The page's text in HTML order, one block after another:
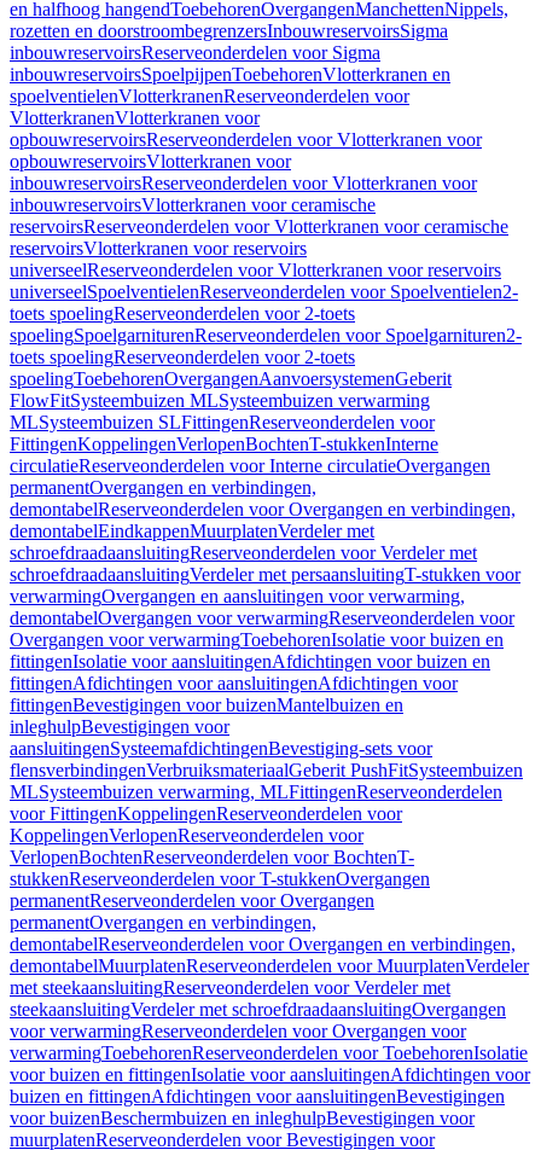
en halfhoog hangendToebehorenOvergangenManchettenNippels,
rozetten en doorstroombegrenzersInbouwreservoirsSigma
inbouwreservoirsReserveonderdelen voor Sigma
inbouwreservoirsSpoelpijpenToebehorenVlotterkranen en
spoelventielenVlotterkranenReserveonderdelen voor
VlotterkranenVlotterkranen voor
opbouwreservoirsReserveonderdelen voor Vlotterkranen voor
opbouwreservoirsVlotterkranen voor
inbouwreservoirsReserveonderdelen voor Vlotterkranen voor
inbouwreservoirsVlotterkranen voor ceramische
reservoirsReserveonderdelen voor Vlotterkranen voor ceramische
reservoirsVlotterkranen voor reservoirs
universeelReserveonderdelen voor Vlotterkranen voor reservoirs
universeelSpoelventielenReserveonderdelen voor Spoelventielen2-
toets spoelingReserveonderdelen voor 2-toets
spoelingSpoelgarniturenReserveonderdelen voor Spoelgarnituren2-
toets spoelingReserveonderdelen voor 2-toets
spoelingToebehorenOvergangenAanvoersystemenGeberit
FlowFitSysteembuizen MLSysteembuizen verwarming
MLSysteembuizen SLFittingenReserveonderdelen voor
FittingenKoppelingenVerlopenBochtenT-stukkenInterne
circulatieReserveonderdelen voor Interne circulatieOvergangen
permanentOvergangen en verbindingen,
demontabelReserveonderdelen voor Overgangen en verbindingen,
demontabelEindkappenMuurplatenVerdeler met
schroefdraadaansluitingReserveonderdelen voor Verdeler met
schroefdraadaansluitingVerdeler met persaansluitingT-stukken voor
verwarmingOvergangen en aansluitingen voor verwarming,
demontabelOvergangen voor verwarmingReserveonderdelen voor
Overgangen voor verwarmingToebehorenIsolatie voor buizen en
fittingenIsolatie voor aansluitingenAfdichtingen voor buizen en
fittingenAfdichtingen voor aansluitingenAfdichtingen voor
fittingenBevestigingen voor buizenMantelbuizen en
inleghulpBevestigingen voor
aansluitingenSysteemafdichtingenBevestiging-sets voor
flensverbindingenVerbruiksmateriaalGeberit PushFitSysteembuizen
MLSysteembuizen verwarming, MLFittingenReserveonderdelen
voor FittingenKoppelingenReserveonderdelen voor
KoppelingenVerlopenReserveonderdelen voor
VerlopenBochtenReserveonderdelen voor BochtenT-
stukkenReserveonderdelen voor T-stukkenOvergangen
permanentReserveonderdelen voor Overgangen
permanentOvergangen en verbindingen,
demontabelReserveonderdelen voor Overgangen en verbindingen,
demontabelMuurplatenReserveonderdelen voor MuurplatenVerdeler
met steekaansluitingReserveonderdelen voor Verdeler met
steekaansluitingVerdeler met schroefdraadaansluitingOvergangen
voor verwarmingReserveonderdelen voor Overgangen voor
verwarmingToebehorenReserveonderdelen voor ToebehorenIsolatie
voor buizen en fittingenIsolatie voor aansluitingenAfdichtingen voor
buizen en fittingenAfdichtingen voor aansluitingenBevestigingen
voor buizenBeschermbuizen en inleghulpBevestigingen voor
muurplatenReserveonderdelen voor Bevestigingen voor